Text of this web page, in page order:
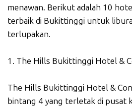
menawan. Berikut adalah 10
terbaik di Bukittinggi untuk
terlupakan.
1. The Hills Bukittinggi Hotel &
The Hills Bukittinggi Hotel &
bintang 4 yang terletak di pusat